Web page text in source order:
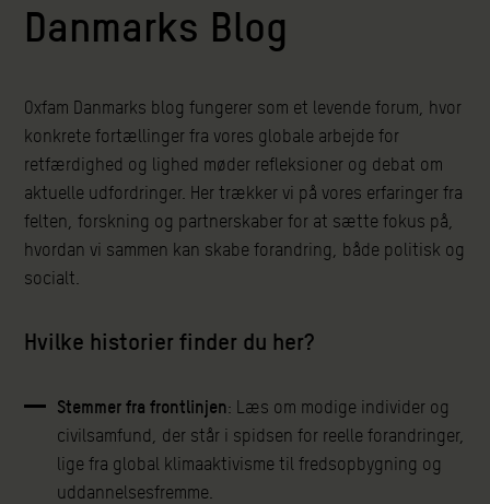
Danmarks Blog
Oxfam Danmarks blog fungerer som et levende forum, hvor
konkrete fortællinger fra vores globale arbejde for
retfærdighed og lighed møder refleksioner og debat om
aktuelle udfordringer. Her trækker vi på vores erfaringer fra
felten, forskning og partnerskaber for at sætte fokus på,
hvordan vi sammen kan skabe forandring, både politisk og
socialt.
Hvilke historier finder du her?
Stemmer fra frontlinjen: Læs om modige individer og
civilsamfund, der står i spidsen for reelle forandringer,
lige fra global klimaaktivisme til fredsopbygning og
uddannelsesfremme.